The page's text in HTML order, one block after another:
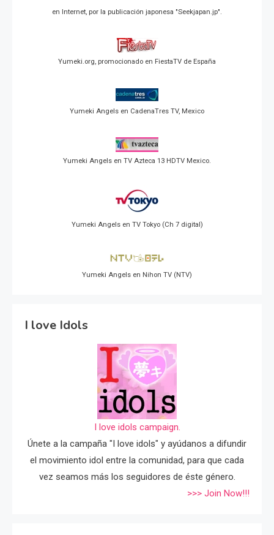
en Internet, por la publicación japonesa "Seekjapan.jp".
Yumeki.org, promocionado en FiestaTV de España
Yumeki Angels en CadenaTres TV, Mexico
Yumeki Angels en TV Azteca 13 HDTV Mexico.
Yumeki Angels en TV Tokyo (Ch 7 digital)
Yumeki Angels en Nihon TV (NTV)
I love Idols
I love idols campaign.
Únete a la campaña "I love idols" y ayúdanos a difundir
el movimiento idol entre la comunidad, para que cada
vez seamos más los seguidores de éste género.
>>> Join Now!!!